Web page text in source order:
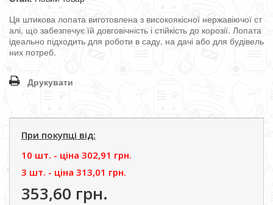
Ця штикова лопата виготовлена з високоякісної нержавіючої ст
алі, що забезпечує їй довговічність і стійкість до корозії. Лопата
ідеально підходить для роботи в саду, на дачі або для будівель
них потреб.
Друкувати
При покупці від:
10 шт. - цiна 302,91 грн.
3 шт. - цiна 313,01 грн.
353,60 грн.